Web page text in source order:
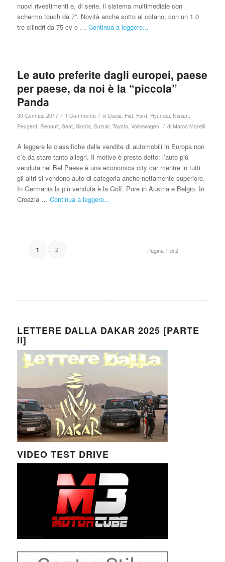
nuovi rivestimenti e, di serie, il sistema multimediale con
schermo touch da 7”. Novità anche sotto al cofano, con un 1.0
tre cilindri da 75 cv e … Continua a leggere...
Le auto preferite dagli europei, paese
per paese, da noi è la “piccola”
Panda
30 Gennaio 2017 / 1 Commento / in Dacia, Fiat, Ford, Hyundai, Nissan,
Peugeot, Renault, Seat, Skoda, Suzuki, Toyota, Volkswagen / di Marco Marelli
A leggere le classifiche delle vendite di automobili in Europa non
c’è da stare tanto allegri. Il motivo è presto detto: l’auto più
venduta nel Bel Paese è una economica city car mentre in tutti
gli altri si vendono auto di categoria anche nettamente superiore.
In Germania la più venduta è la Golf. Pure in Austria e Belgio. In
Croazia … Continua a leggere...
Pagina 1 di 2
1 2
LETTERE DALLA DAKAR 2025 [PARTE
II]
VIDEO TEST DRIVE